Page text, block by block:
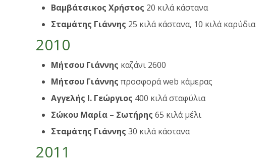
Βαμβάτσικος Χρήστος 20 κιλά κάστανα
Σταμάτης Γιάννης 25 κιλά κάστανα, 10 κιλά καρύδια
2010
Μήτσου Γιάννης καζάνι 2600
Μήτσου Γιάννης προσφορά web κάμερας
Αγγελής Ι. Γεώργιος 400 κιλά σταφύλια
Σώκου Μαρία – Σωτήρης 65 κιλά μέλι
Σταμάτης Γιάννης 30 κιλά κάστανα
2011